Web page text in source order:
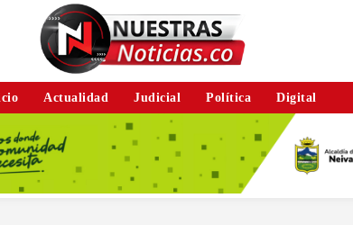
Actualidad Judicial Política Digital